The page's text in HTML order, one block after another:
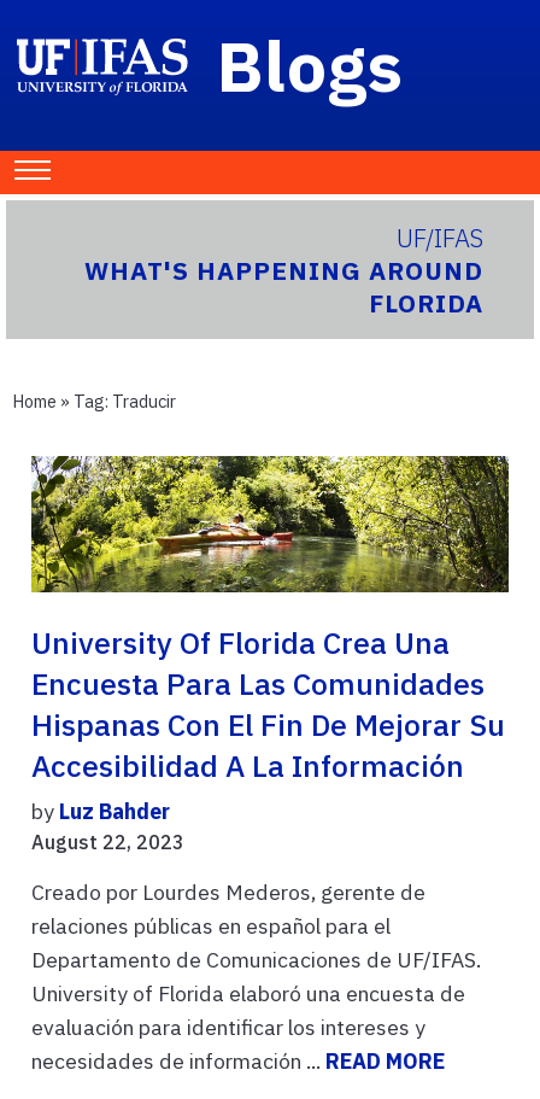
Blogs
UF/IFAS
WHAT'S HAPPENING AROUND
FLORIDA
Home » Tag: Traducir
University Of Florida Crea Una
Encuesta Para Las Comunidades
Hispanas Con El Fin De Mejorar Su
Accesibilidad A La Información
by Luz Bahder
August 22, 2023
Creado por Lourdes Mederos, gerente de
relaciones públicas en español para el
Departamento de Comunicaciones de UF/IFAS.
University of Florida elaboró una encuesta de
evaluación para identificar los intereses y
necesidades de información ... READ MORE